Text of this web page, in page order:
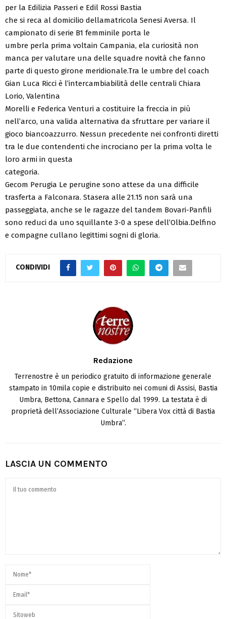
per la Edilizia Passeri e Edil Rossi Bastia
che si reca al domicilio dellamatricola Senesi Aversa. Il
campionato di serie B1 femminile porta le
umbre perla prima voltain Campania, ela curiosità non
manca per valutare una delle squadre novità che fanno
parte di questo girone meridionale.Tra le umbre del coach
Gian Luca Ricci è l’intercambiabilità delle centrali Chiara
Lorio, Valentina
Morelli e Federica Venturi a costituire la freccia in più
nell’arco, una valida alternativa da sfruttare per variare il
gioco biancoazzurro. Nessun precedente nei confronti diretti
tra le due contendenti che incrociano per la prima volta le
loro armi in questa
categoria.
Gecom Perugia Le perugine sono attese da una difficile
trasferta a Falconara. Stasera alle 21.15 non sarà una
passeggiata, anche se le ragazze del tandem Bovari-Panfili
sono reduci da uno squillante 3-0 a spese dell’Olbia.Delfino
e compagne cullano legittimi sogni di gloria.
CONDIVIDI
Redazione
Terrenostre è un periodico gratuito di informazione generale
stampato in 10mila copie e distribuito nei comuni di Assisi, Bastia
Umbra, Bettona, Cannara e Spello dal 1999. La testata è di
proprietà dell’Associazione Culturale “Libera Vox città di Bastia
Umbra”.
LASCIA UN COMMENTO